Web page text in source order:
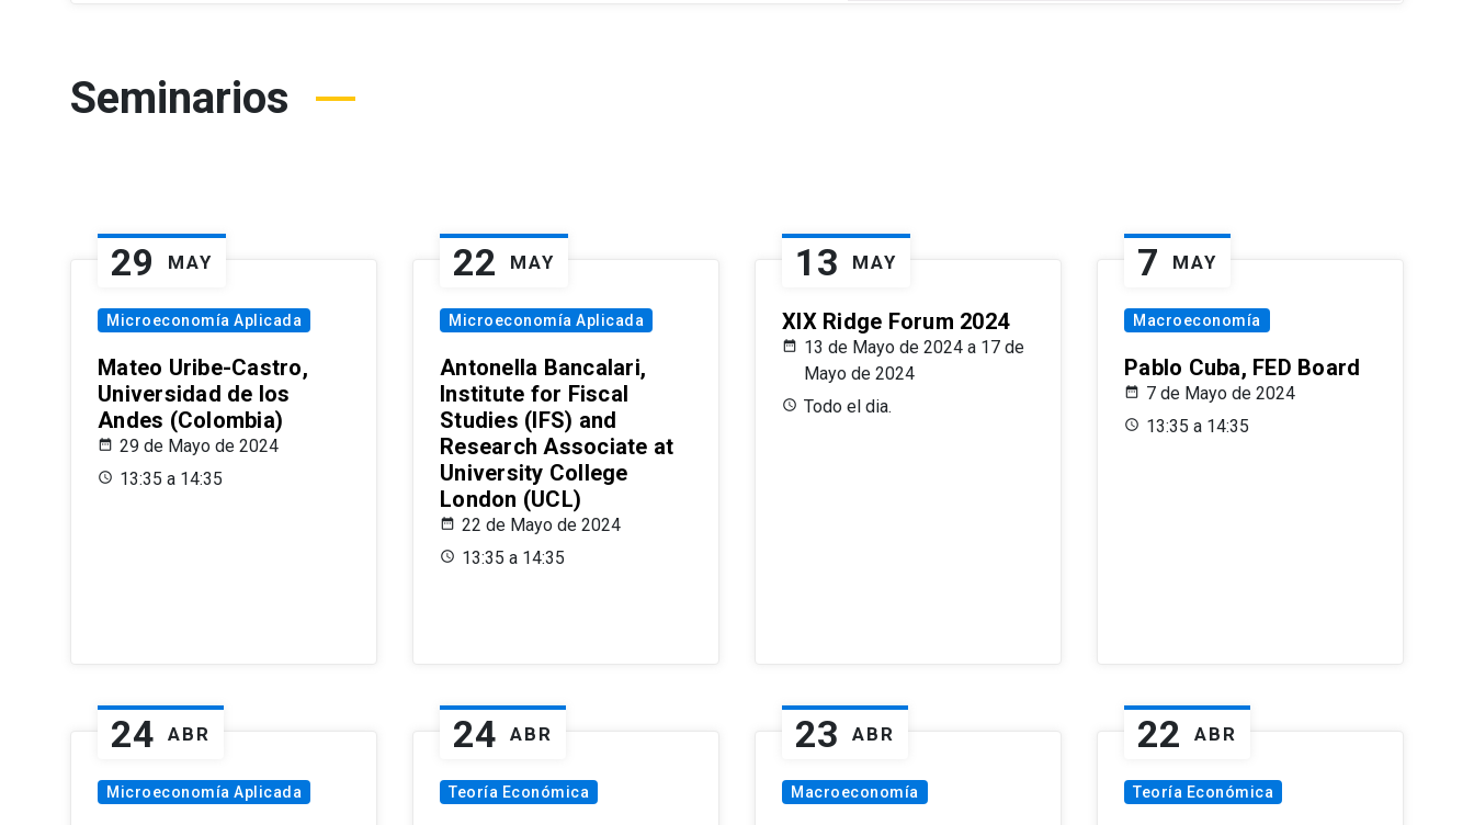
Seminarios
29 MAY
Microeconomía Aplicada
Mateo Uribe-Castro,
Universidad de los
Andes (Colombia)
29 de Mayo de 2024
13:35 a 14:35
22 MAY
Microeconomía Aplicada
Antonella Bancalari,
Institute for Fiscal
Studies (IFS) and
Research Associate at
University College
London (UCL)
22 de Mayo de 2024
13:35 a 14:35
13 MAY
XIX Ridge Forum 2024
13 de Mayo de 2024 a 17 de
Mayo de 2024
Todo el dia.
7 MAY
Macroeconomía
Pablo Cuba, FED Board
7 de Mayo de 2024
13:35 a 14:35
24 ABR
Microeconomía Aplicada
24 ABR
Teoría Económica
23 ABR
Macroeconomía
22 ABR
Teoría Económica